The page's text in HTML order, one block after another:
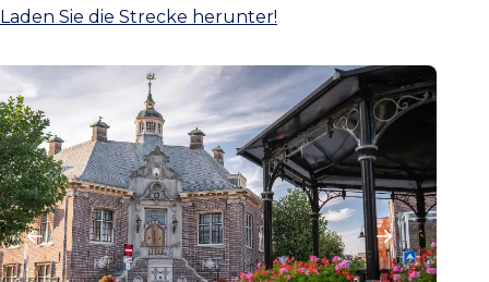
Laden Sie die Strecke herunter!